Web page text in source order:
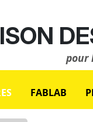
pour
FABLAB